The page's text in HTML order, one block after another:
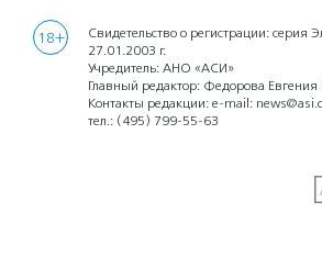
18+
Свидетельство о регистрации: серия
27.01.2003 г.
Учредитель: АНО «АСИ»
Главный редактор: Федорова
Контакты редакции: e-mail:
тел.: (495) 799-55-63